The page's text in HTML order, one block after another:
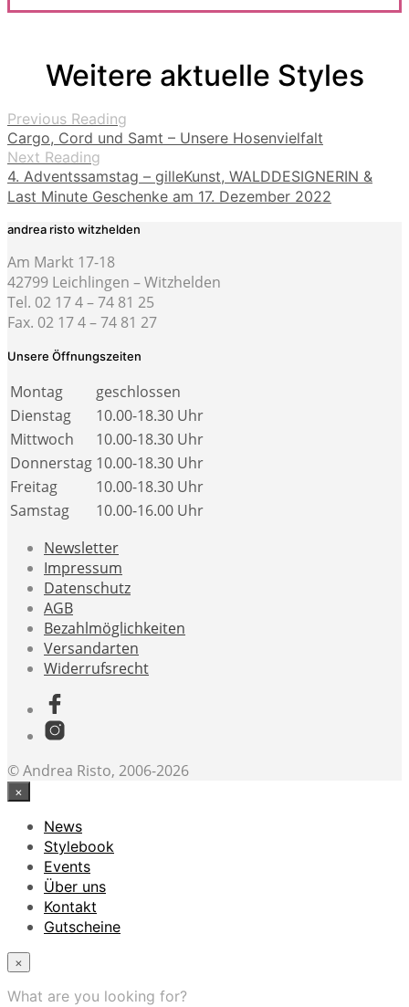
Weitere aktuelle Styles
Previous Reading
Cargo, Cord und Samt – Unsere Hosenvielfalt
Next Reading
4. Adventssamstag – gilleKunst, WALDDESIGNERIN &
Last Minute Geschenke am 17. Dezember 2022
andrea risto witzhelden
Am Markt 17-18
42799 Leichlingen – Witzhelden
Tel. 02 17 4 – 74 81 25
Fax. 02 17 4 – 74 81 27
Unsere Öffnungszeiten
Montag
geschlossen
Dienstag
10.00-18.30 Uhr
Mittwoch
10.00-18.30 Uhr
Donnerstag 10.00-18.30 Uhr
Freitag
10.00-18.30 Uhr
Samstag
10.00-16.00 Uhr
Newsletter
Impressum
Datenschutz
AGB
Bezahlmöglichkeiten
Versandarten
Widerrufsrecht
© Andrea Risto, 2006-2026
×
News
Stylebook
Events
Über uns
Kontakt
Gutscheine
×
What are you looking for?